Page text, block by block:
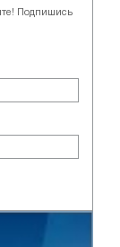
Подпишись